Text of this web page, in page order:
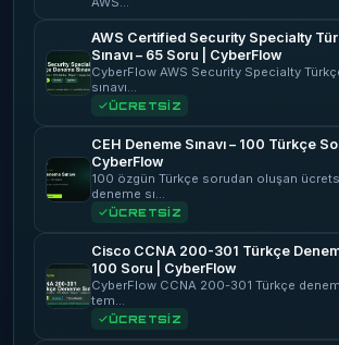
AWS Certified Security Specialty
Sınavı – 65 Soru | CyberFlow
CyberFlow AWS Security Specialty
sınavı…
ÜCRETSİZ
CEH Deneme Sınavı – 100 Türkçe
CyberFlow
100 özgün Türkçe sorudan oluşan
deneme sı…
ÜCRETSİZ
Cisco CCNA 200-301 Türkçe
100 Soru | CyberFlow
CyberFlow CCNA 200-301 Türkçe
tem…
ÜCRETSİZ